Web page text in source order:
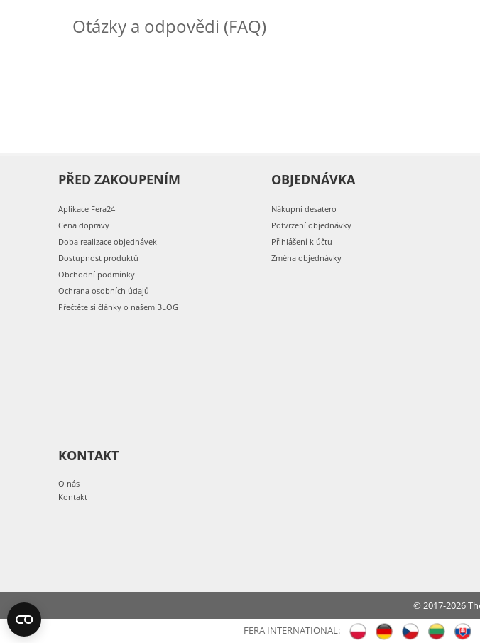
Otázky a odpovědi (FAQ)
PŘED ZAKOUPENÍM
Aplikace Fera24
Cena dopravy
Doba realizace objednávek
Dostupnost produktů
Obchodní podmínky
Ochrana osobních údajů
Přečtěte si články o našem BLOG
OBJEDNÁVKA
Nákupní desatero
Potvrzení objednávky
Přihlášení k účtu
Změna objednávky
KONTAKT
O nás
Kontakt
© 2017-2026
FERA INTERNATIONAL: